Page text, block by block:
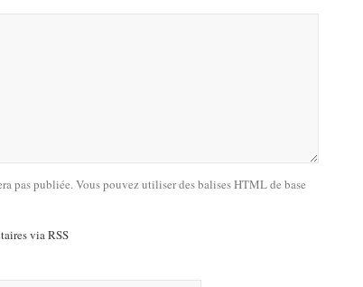
pas publiée. Vous pouvez utiliser des balises HTML de base
via RSS